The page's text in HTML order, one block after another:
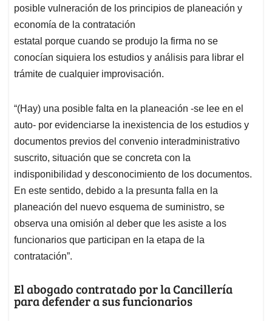
posible vulneración de los principios de planeación y
economía de la contratación
estatal porque cuando se produjo la firma no se
conocían siquiera los estudios y análisis para librar el
trámite de cualquier improvisación.
“(Hay) una posible falta en la planeación -se lee en el
auto- por evidenciarse la inexistencia de los estudios y
documentos previos del convenio interadministrativo
suscrito, situación que se concreta con la
indisponibilidad y desconocimiento de los documentos.
En este sentido, debido a la presunta falla en la
planeación del nuevo esquema de suministro, se
observa una omisión al deber que les asiste a los
funcionarios que participan en la etapa de la
contratación”.
El abogado contratado por la Cancillería
para defender a sus funcionarios